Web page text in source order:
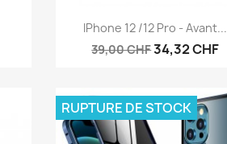
Aperçu rapide
IPhone 12 /12 Pro - Avant...
39,00 CHF34,32 CHF
RUPTURE DE STOCK